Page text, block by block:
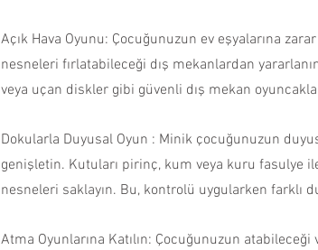
Açık Hava Oyunu: Çocuğunuzun ev eşyalarına
nesneleri fırlatabileceği dış mekanlardan
veya uçan diskler gibi güvenli dış mekan
Dokularla Duyusal Oyun : Minik çocuğunuzun
genişletin. Kutuları pirinç, kum veya kuru fasulye
nesneleri saklayın. Bu, kontrolü uygularken farklı
Atma Oyunlarına Katılın: Çocuğunuzun